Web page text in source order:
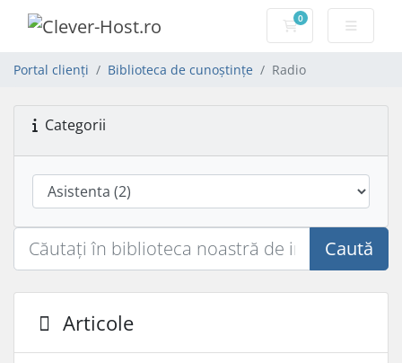
0
Coș de
Portal clienți Biblioteca de cunoștințe Radio
Categorii
Caută
Articole